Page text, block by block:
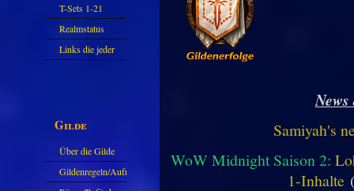
11.X
T-Sets 1-21
Realmstatus
Links die jeder
Gilde
Über die Gilde
(DAW)
Gildenregeln/Aufnahme
Samiyah's
WoW Midnight Saison 2:
1-Inhalte